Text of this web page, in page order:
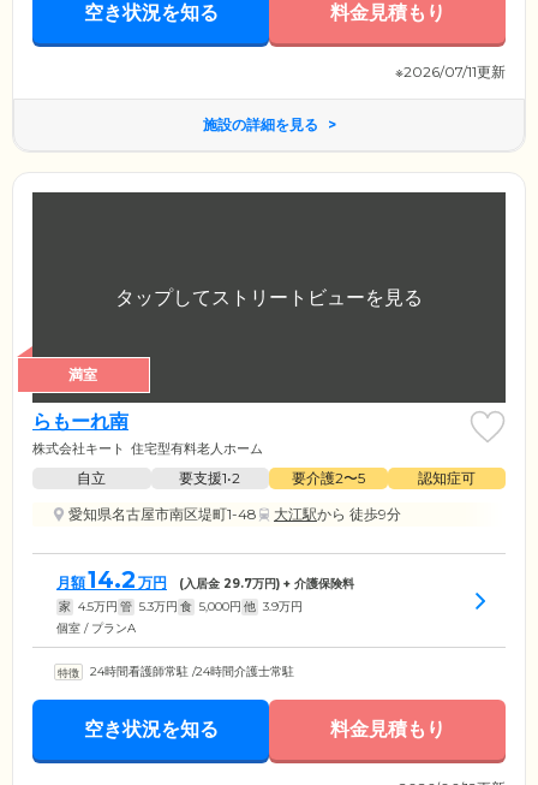
空き状況を知る 料金見積もり
※2026/07/11更新
施設の詳細を見る
満室
らもーれ南
株式会社キート 住宅型有料老人ホーム
自立 要支援1•2 要介護2〜5
認知症可
愛知県名古屋市南区堤町1-48
大江駅から 徒歩9分
月額14.2 万円 (入居金 29.7万円) + 介護保険料
家 4.5万円 管 5.3万円 食 5,000円 他 3.9万円
個室 / プランA
24時間看護師常駐 /24時間介護士常駐
空き状況を知る 料金見積もり